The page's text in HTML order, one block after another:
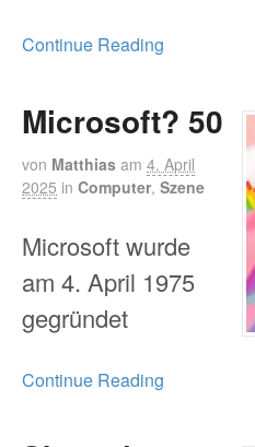
Continue Reading
Microsoft? 50
von Matthias am 4. April
2025 in Computer, Szene
Microsoft wurde
am 4. April 1975
gegründet
Continue Reading